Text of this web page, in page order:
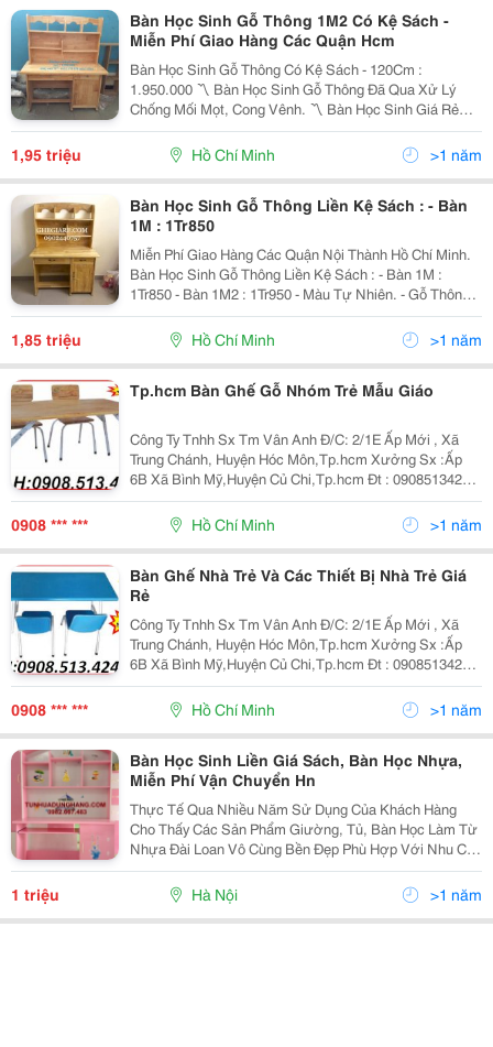
Bàn Học Sinh Gỗ Thông 1M2 Có Kệ Sách -
Miễn Phí Giao Hàng Các Quận Hcm
Bàn Học Sinh Gỗ Thông Có Kệ Sách - 120Cm :
1.950.000 〽️ Bàn Học Sinh Gỗ Thông Đã Qua Xử Lý
Chống Mối Mọt, Cong Vênh. 〽️ Bàn Học Sinh Giá Rẻ
Với Thiết Kế 3 Ngăn Có Khóa, Còn Có Thêm Kệ Sách
Thuận Tiện Trong Việc Đựng Sách Vở, Cặp Túi Và Đồ
Dùng Linh T
1,95 triệu Hồ Chí Minh >1 năm
Bàn Học Sinh Gỗ Thông Liền Kệ Sách : - Bàn
1M : 1Tr850
Miễn Phí Giao Hàng Các Quận Nội Thành Hồ Chí Minh.
Bàn Học Sinh Gỗ Thông Liền Kệ Sách : - Bàn 1M :
1Tr850 - Bàn 1M2 : 1Tr950 - Màu Tự Nhiên. - Gỗ Thông
Tự Nhiên Đã Qua Xử Lí Mối Mọt , Cong Vênh. - Bàn
Thiết Kế Liền Kệ Sách Trên Bàn, 2 Hộc Kéo Và 1...
1,85 triệu Hồ Chí Minh >1 năm
Tp.hcm Bàn Ghế Gỗ Nhóm Trẻ Mẫu Giáo
Công Ty Tnhh Sx Tm Vân Anh Đ/C: 2/1E Ấp Mới , Xã
Trung Chánh, Huyện Hóc Môn,Tp.hcm Xưởng Sx :Ấp
6B Xã Bình Mỹ,Huyện Củ Chi,Tp.hcm Đt : 0908513424
Fax:0839757638 Website: Www:dochoimamnon.com
Www:dochoimamnon.vn Email:maivo03.Vananh@
0908 *** *** Hồ Chí Minh >1 năm
Bàn Ghế Nhà Trẻ Và Các Thiết Bị Nhà Trẻ Giá
Rẻ
Công Ty Tnhh Sx Tm Vân Anh Đ/C: 2/1E Ấp Mới , Xã
Trung Chánh, Huyện Hóc Môn,Tp.hcm Xưởng Sx :Ấp
6B Xã Bình Mỹ,Huyện Củ Chi,Tp.hcm Đt : 0908513424
Fax:0839757638 Website: Www:dochoimamnon.com
Www:dochoimamnon.vn Email:maivo03.Vananh@
0908 *** *** Hồ Chí Minh >1 năm
Bàn Học Sinh Liền Giá Sách, Bàn Học Nhựa,
Miễn Phí Vận Chuyển Hn
Thực Tế Qua Nhiều Năm Sử Dụng Của Khách Hàng
Cho Thấy Các Sản Phẩm Giường, Tủ, Bàn Học Làm Từ
Nhựa Đài Loan Vô Cùng Bền Đẹp Phù Hợp Với Nhu Cầu
Sử Dụng Và Không Gian Nhà Của Quý Khách. Hơn 90%
Các Hộ Gia Đình Đã Và Đang Có Xu Hướng Thay Thế
Các Đồ Nộ
1 triệu Hà Nội >1 năm